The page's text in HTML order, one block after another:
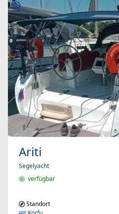
Ariti
Segelyacht
verfügbar
Standort